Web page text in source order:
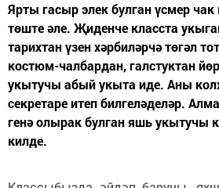
Ярты гасыр элек булган үсмер
төште әле. Җиденче класста
тарихтан үзен хәрбиләрчә төгәл
костюм-чалбардан, галстуктан
укытучы абый укыта иде. Аны
секретаре итеп билгеләделәр.
генә олырак булган яшь укытучы
килде.